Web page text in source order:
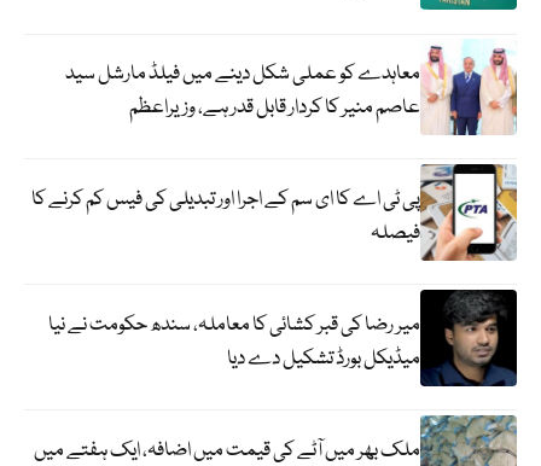
معاہدے کو عملی شکل دینے میں فیلڈ مارشل سید
عاصم منیر کا کردار قابل قدر ہے، وزیراعظم
پی ٹی اے کا ای سم کے اجرا اور تبدیلی کی فیس کم کرنے کا
فیصلہ
میر رضا کی قبر کشائی کا معاملہ، سندھ حکومت نے نیا
میڈیکل بورڈ تشکیل دے دیا
ملک بھر میں آٹے کی قیمت میں اضافہ، ایک ہفتے میں